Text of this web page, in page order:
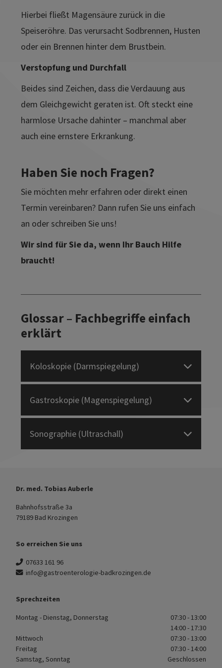
Hierbei fließt Magensäure zurück in die
Speiseröhre. Das verursacht Sodbrennen, Husten
oder ein Brennen hinter dem Brustbein.
Verstopfung und Durchfall
Beides sind Zeichen, dass die Verdauung aus
dem Gleichgewicht geraten ist. Oft steckt eine
harmlose Ursache dahinter – manchmal aber
auch eine ernstere Erkrankung.
Haben Sie noch Fragen?
Sie möchten mehr erfahren oder direkt einen
Termin vereinbaren? Dann rufen Sie uns einfach
an oder schreiben Sie uns!
Wir sind für Sie da, wenn Ihr Bauch Hilfe
braucht!
Glossar – Fachbegriffe einfach
erklärt
Koloskopie (Darmspiegelung)
Gastroskopie (Magenspiegelung)
Sonographie (Ultraschall)
Dr. med. Tobias Auberle
Bahnhofsstraße 3a
79189 Bad Krozingen
So erreichen Sie uns
07633 161 96
info@gastroenterologie-badkrozingen.de
Sprechzeiten
Montag - Dienstag, Donnerstag
07:30 - 13:00
14:00 - 17:30
Mittwoch
07:30 - 13:00
Freitag
07:30 - 14:00
Samstag, Sonntag
Geschlossen